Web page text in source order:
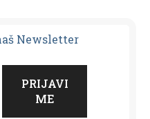
Newsletter